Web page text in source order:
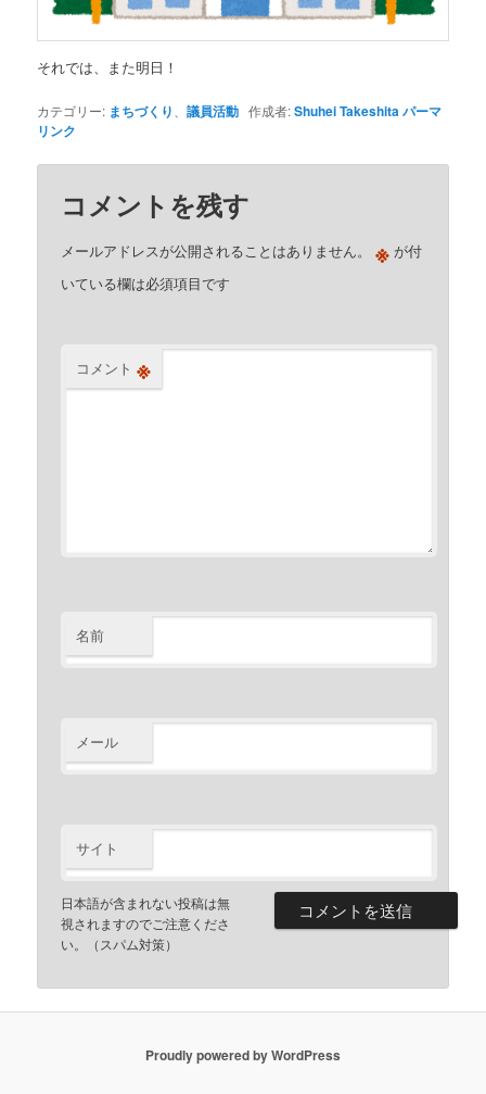
それでは、また明日！
カテゴリー: まちづくり 、議員活動 作成者:Shuhei Takeshitaパーマ
リンク
コメントを残す
メールアドレスが公開されることはありません。 ※ が付
いている欄は必須項目です
コメント ※
名前
メール
サイト
日本語が含まれない投稿は無
視されますのでご注意くださ
い。（スパム対策）
Proudly powered by WordPress